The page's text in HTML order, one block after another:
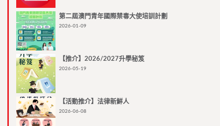
第二屆澳門青年國際禁毒大使培訓計劃
2026-01-09
【推介】2026/2027升學秘笈
2026-05-19
【活動推介】法律新鮮人
2026-06-08